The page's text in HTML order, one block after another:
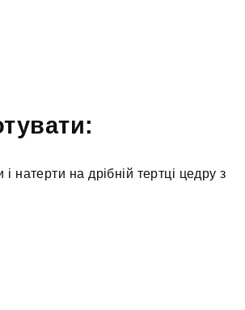
натерти на дрібній тертці цедру з